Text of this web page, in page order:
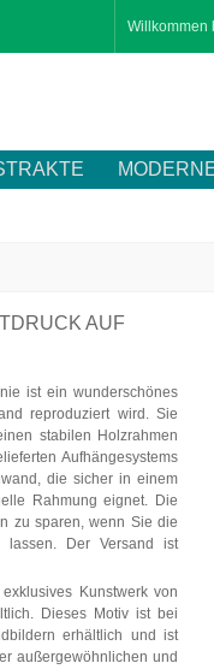
Willkommen
AUF
ist ein wunderschönes
reproduziert wird. Sie
stabilen Holzrahmen
Aufhängesystems
die sicher in einem
Rahmung eignet. Die
zu sparen, wenn Sie die
lassen. Der Versand ist
Kunstwerk von
Dieses Motiv ist bei
erhältlich und ist
außergewöhnlichen und